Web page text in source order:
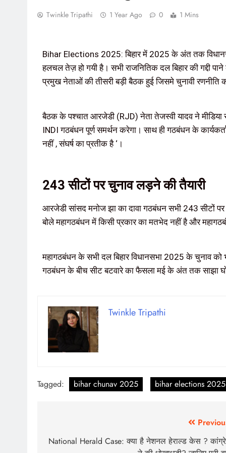
Twinkle Tripathi 1 Year Ago 0 1 Mins
Bihar Elections 2025: बिहार में 2025 के अंत तक
हलचल तेज़ हो गयी है। सभी राजनितिक दल बिहार की गद्दी
प्रमुख नेताओं की तीसरी बड़ी बैठक हुई जिसमे चुनावी रणनीति
बैठक के पश्चात आरजेडी (RJD) नेता तेजस्वी यादव ने मीडिया
INDI गठबंधन पूर्ण समर्थन करेगा। साथ ही गठबंधन के
नहीं , संघर्ष का प्रतीक है ‘।
243 सीटों पर चुनाव लड़ने की तैयारी
आरजेडी सांसद मनोज झा का दावा गठबंधन सभी 243 सीटों
बोले महागठबंधन में किसी प्रकार का मतभेद नहीं है और
महागठबंधन के सभी दल बिहार विधानसभा 2025 के चुनाव
गठबंधन के बीच सीट बटवारे का फैसला मई के अंत तक साझा
Twinkle Tripathi
Tagged: bihar chunav 2025 bihar elections 2025
National Herald Case: क्या है नेशनल हेराल्ड केस ?